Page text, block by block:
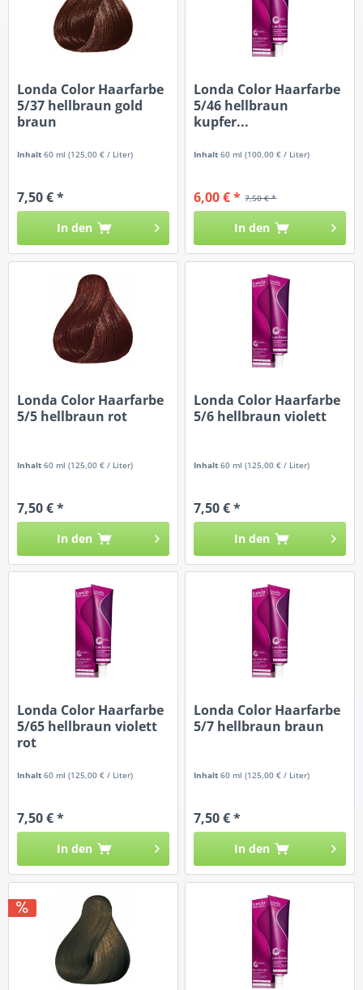
Londa Color Haarfarbe
5/37 hellbraun gold
braun
Inhalt60 ml(125,00 € / Liter)
7,50 € *
In den
Londa Color Haarfarbe
5/46 hellbraun
kupfer...
Inhalt60 ml(100,00 € / Liter)
7,50 € *
6,00 € *
In den
Londa Color Haarfarbe
5/5 hellbraun rot
Inhalt60 ml(125,00 € / Liter)
7,50 € *
In den
Londa Color Haarfarbe
5/6 hellbraun violett
Inhalt60 ml(125,00 € / Liter)
7,50 € *
In den
Londa Color Haarfarbe
5/65 hellbraun violett
rot
Inhalt60 ml(125,00 € / Liter)
7,50 € *
In den
Londa Color Haarfarbe
5/7 hellbraun braun
Inhalt60 ml(125,00 € / Liter)
7,50 € *
In den